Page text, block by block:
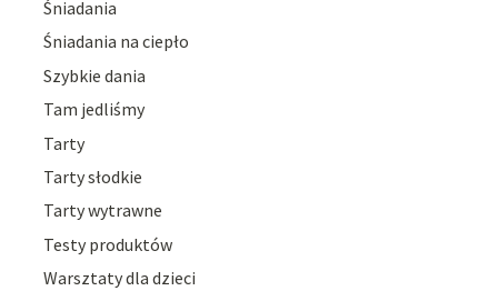
Śniadania
Śniadania na ciepło
Szybkie dania
Tam jedliśmy
Tarty
Tarty słodkie
Tarty wytrawne
Testy produktów
Warsztaty dla dzieci